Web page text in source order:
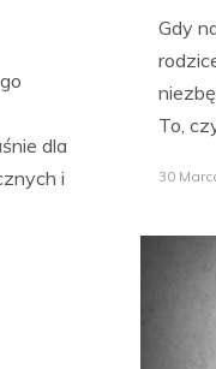
Gdy
To,
30
dla
i